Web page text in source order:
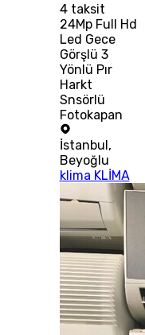
4taksit
24Mp Full Hd
Led Gece
Görşlü 3
Yönlü Pır
Harkt
Snsörlü
Fotokapan
İstanbul,
Beyoğlu
klima KLİMA